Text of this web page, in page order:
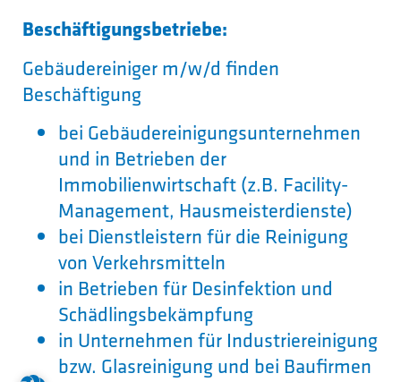
Beschäftigungsbetriebe:
Gebäudereiniger m/w/d finden
Beschäftigung
bei Gebäudereinigungsunternehmen
und in Betrieben der
Immobilienwirtschaft (z.B. Facility-
Management, Hausmeisterdienste)
bei Dienstleistern für die Reinigung
von Verkehrsmitteln
in Betrieben für Desinfektion und
Schädlingsbekämpfung
in Unternehmen für Industriereinigung
bzw. Glasreinigung und bei Baufirmen